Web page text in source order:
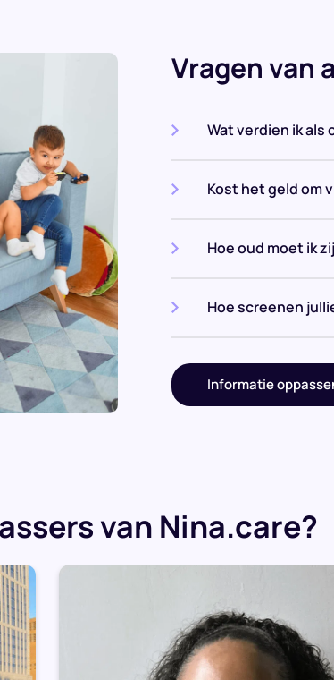
Vragen van
Wat verdien ik als
Kost het geld om
Hoe oud moet ik
Hoe screenen
Informatie
van Nina.care?